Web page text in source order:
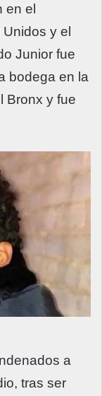
en el
y el
Junior fue
bodega en la
Bronx y fue
a
tras ser